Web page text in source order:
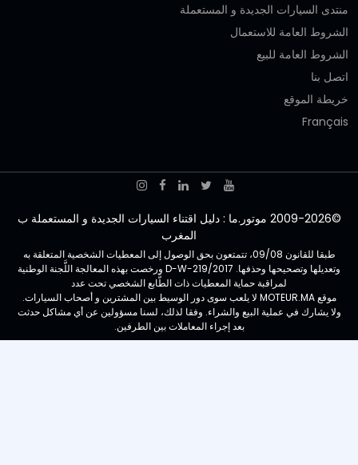
منتدى السيارات الجديدة و المستعملة
الشروط العامة للاستعمال
الشروط العامة للبيع
اتصل بنا
خريطة الموقع
Français
©2009-2026 موتور.ما : دليل اقتناء السيارات الجديدة و المستعملة ب
المغرب
طبقا للقانون 09/08، تتمتعون بحق الوصول إلى المعطيات الشخصية المتعلقة به
وتعديلها وتصحيحها وحذفها. D-W-219/2017 ورخصت بهذه المعالجة اللَّجنة الوطنية
لمراقبة حماية المعطيات ذات الطَّابع الشخصي تحت عدد
موقع MOTEUR.MA لا يلعب سوى دور الوسيط بين المشترين و أصحاب السيارات.
ولا يشارك في عملية البيع والشراء. وفقا لذلك، لسنا مسؤولين عن أي مشاكل حدثت
بعد إجراء المعاملات بين الطرفين.